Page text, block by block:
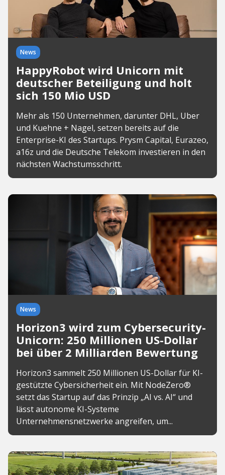
News
HappyRobot wird Unicorn mit
deutscher Beteiligung und holt
sich 150 Mio USD
Mehr als 150 Unternehmen, darunter DHL, Uber
und Kuehne + Nagel, setzen bereits auf die
Enterprise-KI des Startups. Prysm Capital, Eurazeo,
a16z und die Deutsche Telekom investieren in den
nächsten Wachstumsschritt.
News
Horizon3 wird zum Cybersecurity-
Unicorn: 250 Millionen US-Dollar
bei über 2 Milliarden Bewertung
Horizon3 sammelt 250 Millionen US-Dollar für KI-
gestützte Cybersicherheit ein. Mit NodeZero®
setzt das Startup auf das Prinzip „AI vs. AI“ und
lässt autonome KI-Systeme
Unternehmensnetzwerke angreifen, um...